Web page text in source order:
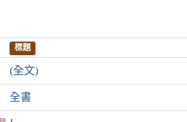
標題
(全文)
全書